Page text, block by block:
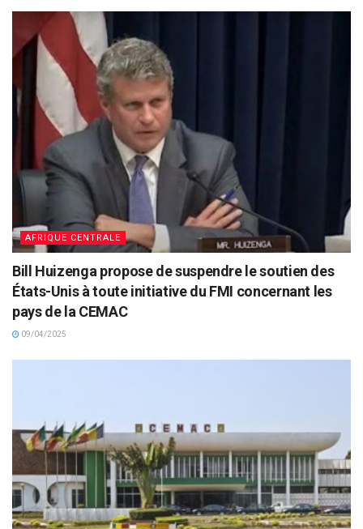
AFRIQUE CENTRALE
Bill Huizenga propose de suspendre le soutien des
États-Unis à toute initiative du FMI concernant les
pays de la CEMAC
09/04/2025